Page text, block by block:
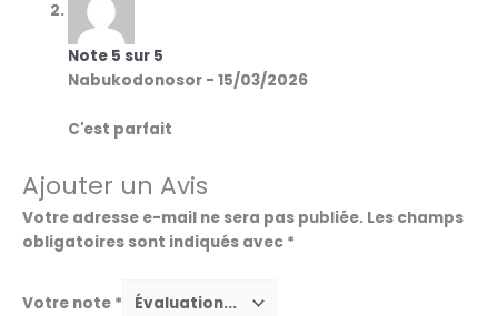
Note 5 sur 5
Nabukodonosor - 15/03/2026
C'est parfait
Ajouter un Avis
Votre adresse e-mail ne sera pas publiée. Les champs
obligatoires sont indiqués avec *
Votre note *